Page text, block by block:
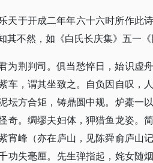
天于开成二年年六十六时所作此
其不然，如《白氏长庆集》五一
为荆判司。俱当愁悴日，始识虚
车，谓其坐致之。自负因自叹，
坛方合矩，铸鼎圆中规。炉橐一
奇。绸缪夫妇体，狎猎鱼龙姿。
宵峰（亦在庐山，见陈舜俞庐山
功失毫厘。先生弹指起，姹女随